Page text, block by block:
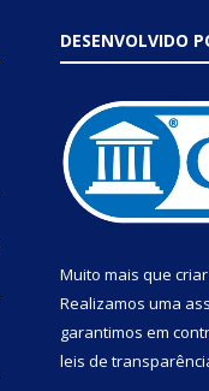
DESENVOLVIDO
Muito mais que
Realizamos uma
garantimos em
leis de